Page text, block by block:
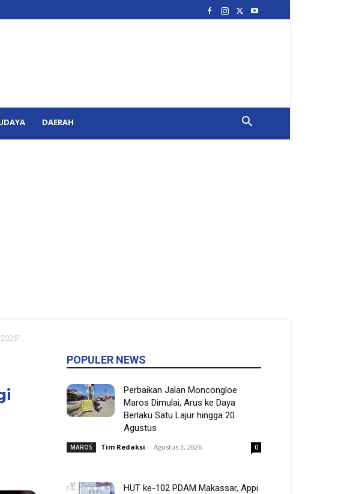
DAERAH
POPULER NEWS
Perbaikan Jalan Moncongloe
Maros Dimulai, Arus ke Daya
Berlaku Satu Lajur hingga 20
Agustus
MAROS Tim Redaksi - Agustus 3, 2026 0
HUT ke-102 PDAM Makassar, Appi